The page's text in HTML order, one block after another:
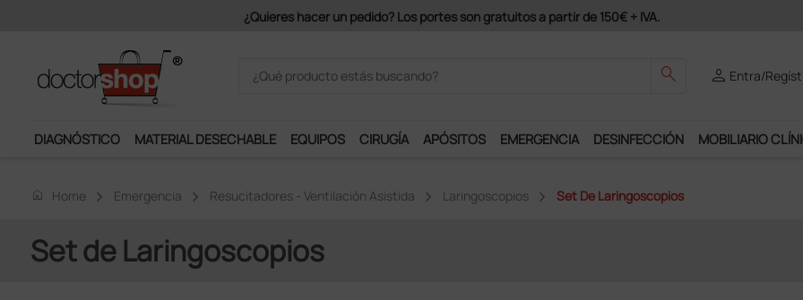
Únete al programa Ds Plus y podrás disfrutar de muchos servicios
search person Entra/
DIAGNÓSTICO MATERIAL DESECHABLE EQUIPOS CIRUGÍA APÓSITOS EMERGENCIA DESINFECCIÓN MOBILIARIO
home Home Emergencia Resucitadores - Ventilación Asistida Laringoscopios Set De Laringoscopios
Set de Laringoscopios